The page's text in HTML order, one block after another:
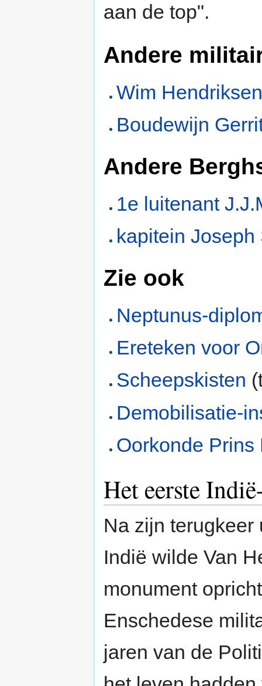
aan de top".
Andere
Wim
Boudewijn
Andere
1e luitenant
kapitein Joseph
Zie ook
Neptunus-
Ereteken voor
Scheepskisten
Demobilisatie-
Oorkonde Prins
Het eerste
Na zijn terugkeer
Indië wilde Van
monument
Enschedese
jaren van de